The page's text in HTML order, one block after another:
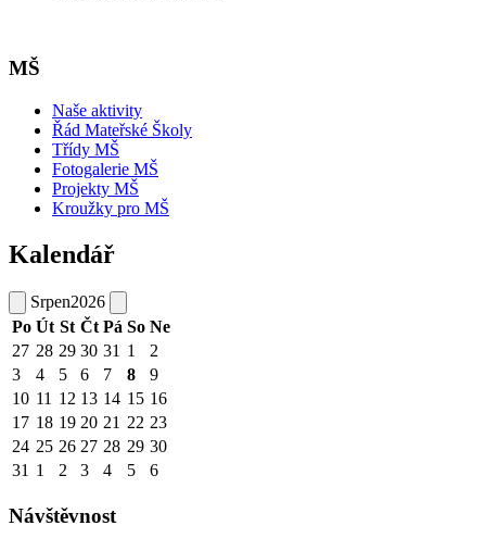
MŠ
Naše aktivity
Řád Mateřské Školy
Třídy MŠ
Fotogalerie MŠ
Projekty MŠ
Kroužky pro MŠ
Kalendář
Srpen2026
Po Út St Čt Pá So Ne
27 28 29 30 31 1
2
3
4 5 6 7 8
9
10 11 12 13 14 15 16
17 18 19 20 21 22 23
24 25 26 27 28 29 30
31 1 2 3 4 5 6
Návštěvnost